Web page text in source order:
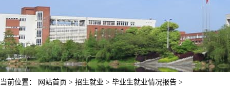
当前位置： 网站首页 > 招生就业 > 毕业生就业情况报告 >